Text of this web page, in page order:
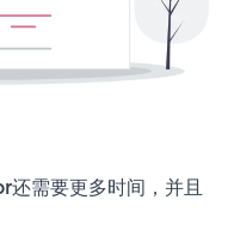
需要更多时间，并且